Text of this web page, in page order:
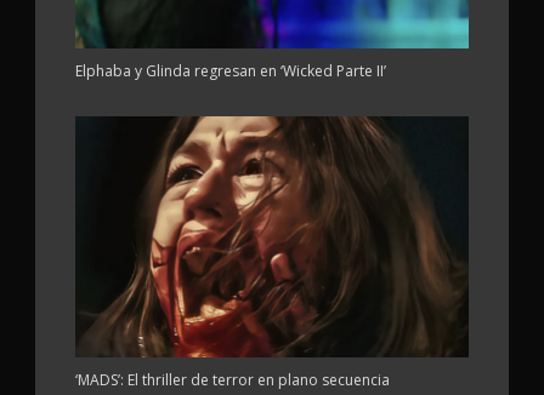
Elphaba y Glinda regresan en ‘Wicked Parte II’
‘MADS’: El thriller de terror en plano secuencia